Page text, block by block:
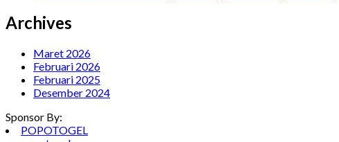
Archives
Maret 2026
Februari 2026
Februari 2025
Desember 2024
Sponsor By:
POPOTOGEL